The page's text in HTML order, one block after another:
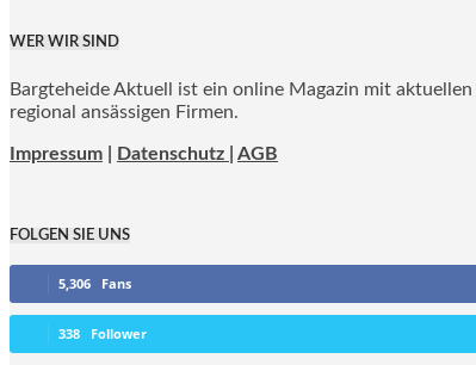
WER WIR SIND
Bargteheide Aktuell ist ein online Magazin mit
regional ansässigen Firmen.
Impressum Datenschutz | AGB
FOLGEN SIE UNS
5,306 Fans
338 Follower